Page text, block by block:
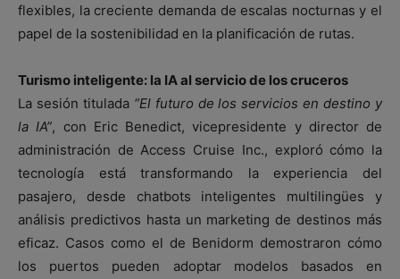
flexibles, la creciente demanda de escalas nocturnas y el
papel de la sostenibilidad en la planificación de rutas.
Turismo inteligente: la IA al servicio de los cruceros
La sesión titulada “El futuro de los servicios en destino y
la IA”, con Eric Benedict, vicepresidente y director de
administración de Access Cruise Inc., exploró cómo la
tecnología está transformando la experiencia del
pasajero, desde chatbots inteligentes multilingües y
análisis predictivos hasta un marketing de destinos más
eficaz. Casos como el de Benidorm demostraron cómo
los puertos pueden adoptar modelos basados en